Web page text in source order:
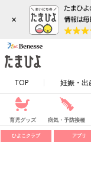
×
TOP 妊娠・出
育児グッズ 病気・予防接種
ひよこクラブ アプリ